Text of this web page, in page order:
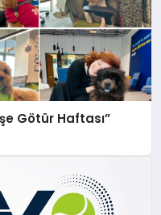
Götür Haftası”